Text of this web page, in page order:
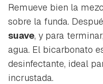
Remueve bien la
sobre la funda.
suave, y para
agua. El bicarbonato
desinfectante, ideal
incrustada.